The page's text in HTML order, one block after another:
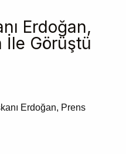
Erdoğan,
İle Görüştü